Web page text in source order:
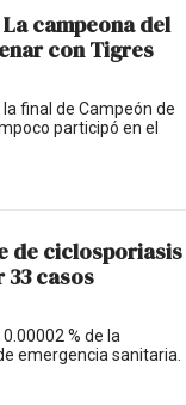
campeona del
con Tigres
final de Campeón de
participó en el
de ciclosporiasis
casos
% de la
emergencia sanitaria.